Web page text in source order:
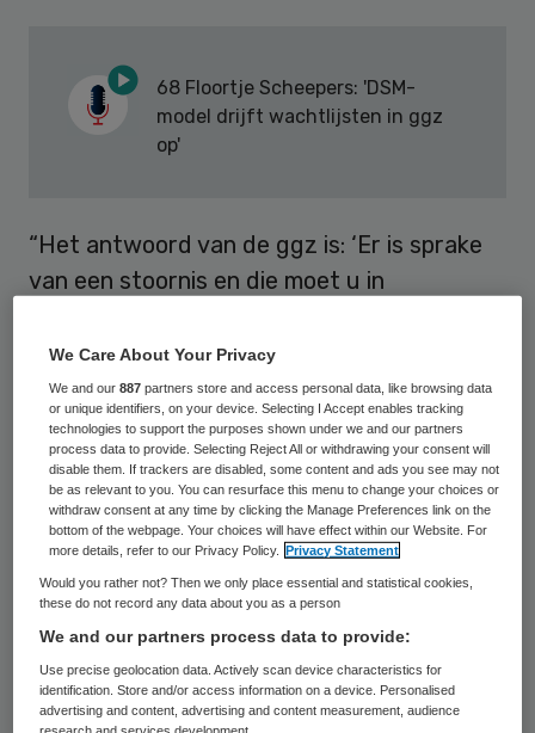
68 Floortje Scheepers: 'DSM-
model drijft wachtlijsten in ggz
op'
“Het antwoord van de ggz is: ‘Er is sprake
van een stoornis en die moet u in
Scheepers. “Terwijl psyche, gedrag, emotie
en gevoel in interactie ontstaan. Die
context moet je dus altijd meenemen. Je
kunt mensen uit hun context halen en op
een wachtlijst plaatsen voor een individuele
behandeling. Maar je kunt ook kijken wat je
in die context kunt aanpassen, zodat de
klachten verminderen.”
DSM-taal
We Care About Your Privacy
We and our887 partners store and access personal data, like browsing data
or unique identifiers, on your device. Selecting I Accept enables tracking
technologies to support the purposes shown under we and our partners
process data to provide. Selecting Reject All or withdrawing your consent will
disable them. If trackers are disabled, some content and ads you see may not
be as relevant to you. You can resurface this menu to change your choices or
withdraw consent at any time by clicking the Manage Preferences link on the
bottom of the webpage. Your choices will have effect within our Website. For
more details, refer to our Privacy Policy.
Privacy Statement
Would you rather not? Then we only place essential and statistical cookies,
these do not record any data about you as a person
We and our partners process data to provide:
Use precise geolocation data. Actively scan device characteristics for
identification. Store and/or access information on a device. Personalised
advertising and content, advertising and content measurement, audience